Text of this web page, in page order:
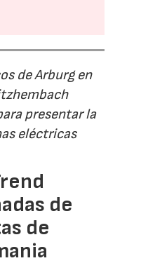
de Arburg en
presentar la
eléctricas
de
de